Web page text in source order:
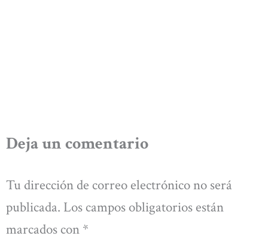
Deja un comentario
Tu dirección de correo electrónico no será
publicada. Los campos obligatorios están
marcados con *